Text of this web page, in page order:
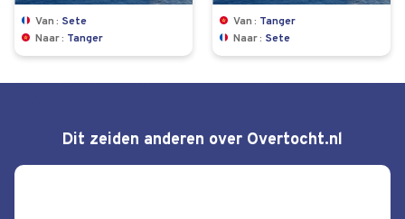
Van
Sete
Naar
Tanger
Van
Tanger
Naar
Sete
Dit zeiden anderen over Overtocht.nl